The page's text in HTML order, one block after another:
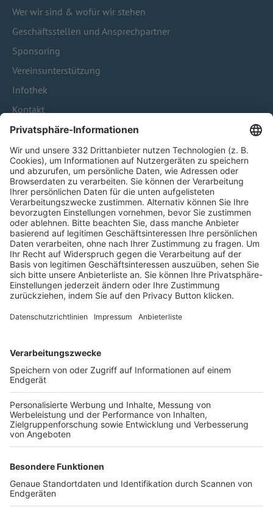
Wer wir sind & wofür wir stehen
Geschäftsstellen und Ansprechpartner
Sponsoring
Vereinsunterstützung
Infothek
Kontakt
HÄUFIG BESUCHTE SEITEN
Pässe und Vereinswechsel
Trainerausbildung
Schulungsangebot Vereinsmitarbeiter
BFV-Geschäftsstellen
Trainerbörse
Login SpielPlus
FOLGE DEM BFV
TOP-VEREINE
TOP-PARTNER